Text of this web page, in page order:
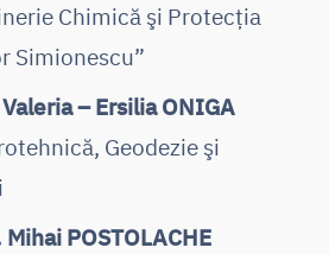
Chimică şi Protecţia
Simionescu”
– Ersilia ONIGA
Geodezie şi
POSTOLACHE